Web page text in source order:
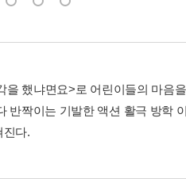
했냐면요>로 어린이들의 마음
짝이는 기발한 액션 활극 방학
진다.